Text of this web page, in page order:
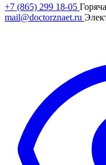
+7 (865) 299 18-05
mail@doctorznaet.ru